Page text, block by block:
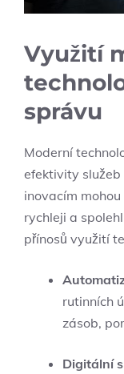
Využití
správu
Moderní
efektivity
inovacím
rychleji a
přínosů využití
rutinních
zásob,
Digitální